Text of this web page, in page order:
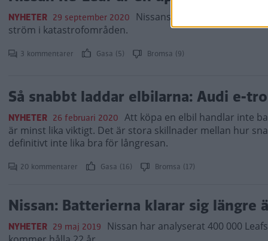
NYHETER 29 september 2020 Nissans tuffa räddningselbil
ström i katastrofområden.
3 kommentarer Gasa (5) Bromsa (9)
Så snabbt laddar elbilarna: Audi e-
NYHETER 26 februari 2020 Att köpa en elbil handlar inte
är minst lika viktigt. Det är stora skillnader mellan hur
definitivt inte lika bra för långresan.
20 kommentarer Gasa (16) Bromsa (17)
Nissan: Batterierna klarar sig längre
NYHETER 29 maj 2019 Nissan har analyserat 400 000